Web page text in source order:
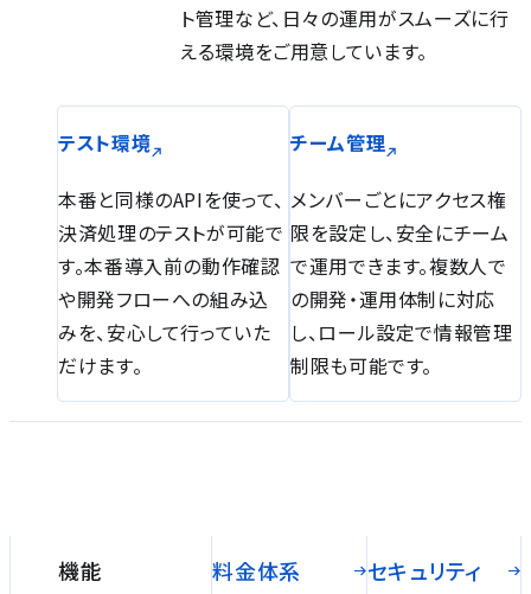
ト管理など、日々の運用がスムーズに行
える環境をご用意しています。
テスト環境
本番と同様のAPIを使って、
決済処理のテストが可能で
す。本番導入前の動作確認
や開発フローへの組み込
みを、安心して行っていた
だけます。
チーム管理
メンバーごとにアクセス権
限を設定し、安全にチーム
で運用できます。複数人で
の開発・運用体制に対応
し、ロール設定で情報管理
制限も可能です。
機能 料金体系 セキュリティ